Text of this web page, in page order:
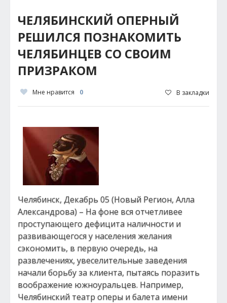
ЧЕЛЯБИНСКИЙ ОПЕРНЫЙ
РЕШИЛСЯ ПОЗНАКОМИТЬ
ЧЕЛЯБИНЦЕВ СО СВОИМ
ПРИЗРАКОМ
Мне нравится 0 В закладки
Челябинск, Декабрь 05 (Новый Регион, Алла
Александрова) – На фоне вся отчетливее
проступающего дефицита наличности и
развивающегося у населения желания
сэкономить, в первую очередь, на
развлечениях, увеселительные заведения
начали борьбу за клиента, пытаясь поразить
воображение южноуральцев. Например,
Челябинский театр оперы и балета имени